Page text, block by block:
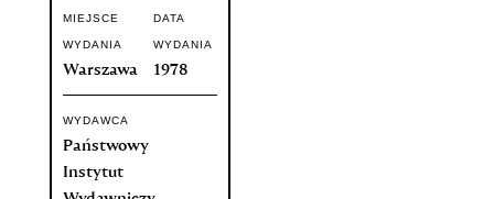
MIEJSCE
WYDANIA
Warszawa
DATA
WYDANIA
1978
WYDAWCA
Państwowy
Instytut